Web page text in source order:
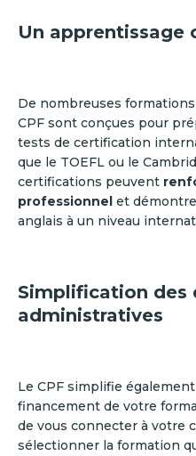
Un apprentissage
De nombreuses
CPF sont conçues pour
tests de certification
que le TOEFL ou le
certifications peuvent
professionnel et
anglais à un niveau
Simplification des
administratives
Le CPF simplifie
financement de votre
de vous connecter à votre
sélectionner la formation